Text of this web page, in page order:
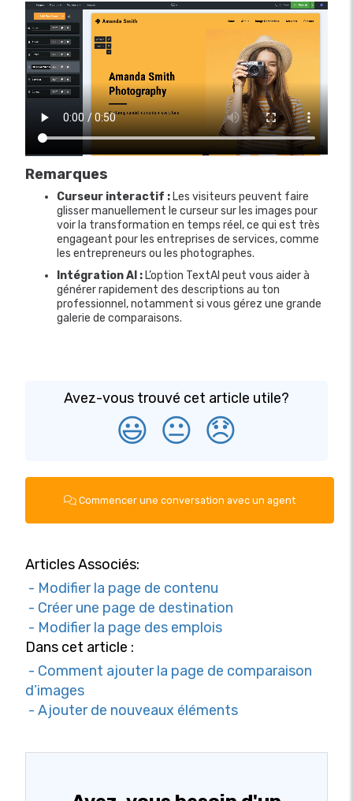
Remarques
Curseur interactif : Les visiteurs peuvent faire
glisser manuellement le curseur sur les images pour
voir la transformation en temps réel, ce qui est très
engageant pour les entreprises de services, comme
les entrepreneurs ou les photographes.
Intégration AI : L’option TextAI peut vous aider à
générer rapidement des descriptions au ton
professionnel, notamment si vous gérez une grande
galerie de comparaisons.
Avez-vous trouvé cet article utile?
😃 😐 😞
Commencer une conversation avec un agent
Articles Associés:
- Modifier la page de contenu
- Créer une page de destination
- Modifier la page des emplois
Dans cet article :
- Comment ajouter la page de comparaison
d’images
- Ajouter de nouveaux éléments